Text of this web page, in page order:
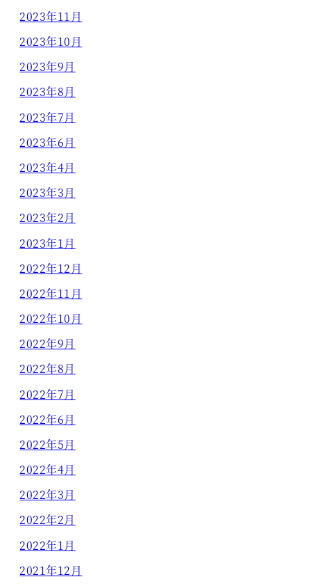
2023年11月
2023年10月
2023年9月
2023年8月
2023年7月
2023年6月
2023年4月
2023年3月
2023年2月
2023年1月
2022年12月
2022年11月
2022年10月
2022年9月
2022年8月
2022年7月
2022年6月
2022年5月
2022年4月
2022年3月
2022年2月
2022年1月
2021年12月